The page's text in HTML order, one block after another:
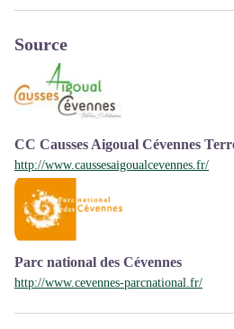
Source
CC Causses Aigoual Cévennes
http://www.caussesaigoualcevennes.fr/
Parc national des Cévennes
http://www.cevennes-parcnational.fr/